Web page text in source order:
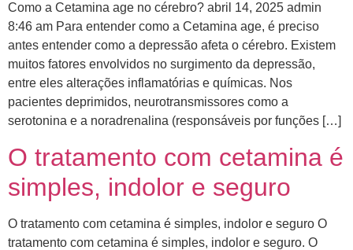
Como a Cetamina age no cérebro? abril 14, 2025 admin
8:46 am Para entender como a Cetamina age, é preciso
antes entender como a depressão afeta o cérebro. ​Existem
muitos fatores envolvidos no surgimento da depressão,
entre eles alterações inflamatórias e químicas. Nos
pacientes deprimidos, neurotransmissores como a
serotonina e a noradrenalina (responsáveis por funções […]
O tratamento com cetamina é
simples, indolor e seguro
O tratamento com cetamina é simples, indolor e seguro O
tratamento com cetamina é simples, indolor e seguro. O